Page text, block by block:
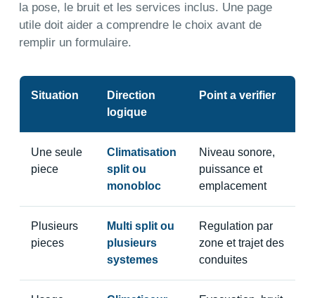
la pose, le bruit et les services inclus. Une page
utile doit aider a comprendre le choix avant de
remplir un formulaire.
Situation
Direction
logique
Point a verifier
Une seule
piece
Climatisation
split ou
monobloc
Niveau sonore,
puissance et
emplacement
Plusieurs
pieces
Multi split ou
plusieurs
systemes
Regulation par
zone et trajet des
conduites